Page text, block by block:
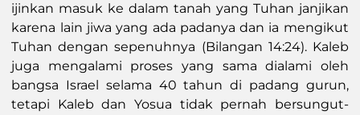
ijinkan masuk ke dalam tanah yang Tuhan janjikan
karena lain jiwa yang ada padanya dan ia mengikut
Tuhan dengan sepenuhnya (Bilangan 14:24). Kaleb
juga mengalami proses yang sama dialami oleh
bangsa Israel selama 40 tahun di padang gurun,
tetapi Kaleb dan Yosua tidak pernah bersungut-